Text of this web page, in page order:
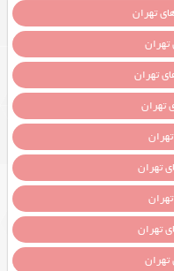
تهران
تهران
تهران
تهران
تهران